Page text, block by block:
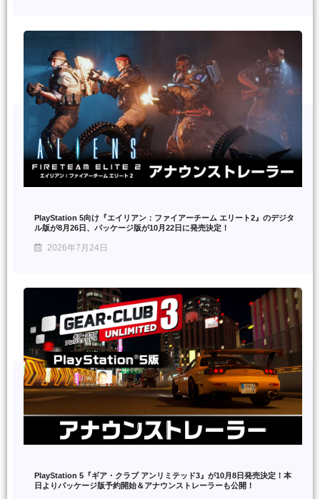
PlayStation 5向け『エイリアン：ファイアーチーム エリート2』のデジタ
ル版が8月26日、パッケージ版が10月22日に発売決定！
2026年7月24日
PlayStation 5『ギア・クラブ アンリミテッド3』が10月8日発売決定！本
日よりパッケージ版予約開始＆アナウンストレーラーも公開！